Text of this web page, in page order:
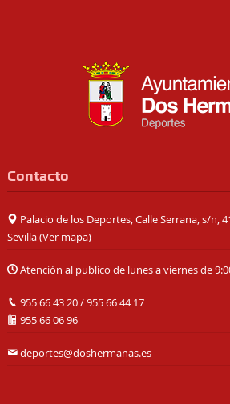
Contacto
Palacio de los Deportes, Calle Serrana, s/n,
Sevilla (Ver mapa)
Atención al publico de lunes a viernes de
955 66 43 20/955 66 44 17
955 66 06 96
deportes@doshermanas.es